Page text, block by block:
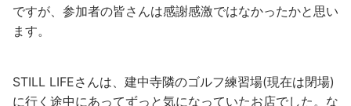
ですが、参加者の皆さんは感謝感激ではなかったかと思い
ます。
STILL LIFEさんは、建中寺隣のゴルフ練習場(現在は閉場)
に行く途中にあってずっと気になっていたお店でした。な